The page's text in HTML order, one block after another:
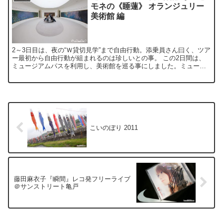
モネの《睡蓮》 オランジュリー
美術館 編
2～3日目は、夜の“Ｗ貸切見学”まで自由行動。添乗員さん曰く、ツア
ー最初から自由行動が組まれるのは珍しいとの事。 この2日間は、
ミュージアムパスを利用し、美術館を巡る事にしました。ミュージ
こいのぼり 2011
藤田麻衣子『瞬間』レコ発フリーライブ
＠サンストリート亀戸